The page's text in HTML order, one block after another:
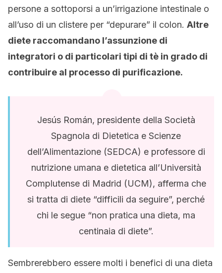
persone a sottoporsi a un’irrigazione intestinale o
all’uso di un clistere per “depurare” il colon. Altre
diete raccomandano l’assunzione di
integratori o di particolari tipi di tè in grado di
contribuire al processo di purificazione.
Jesús Román, presidente della Società
Spagnola di Dietetica e Scienze
dell’Alimentazione (SEDCA) e professore di
nutrizione umana e dietetica all’Università
Complutense di Madrid (UCM), afferma che
si tratta di diete “difficili da seguire”, perché
chi le segue “non pratica una dieta, ma
centinaia di diete”.
Sembrerebbero essere molti i benefici di una dieta